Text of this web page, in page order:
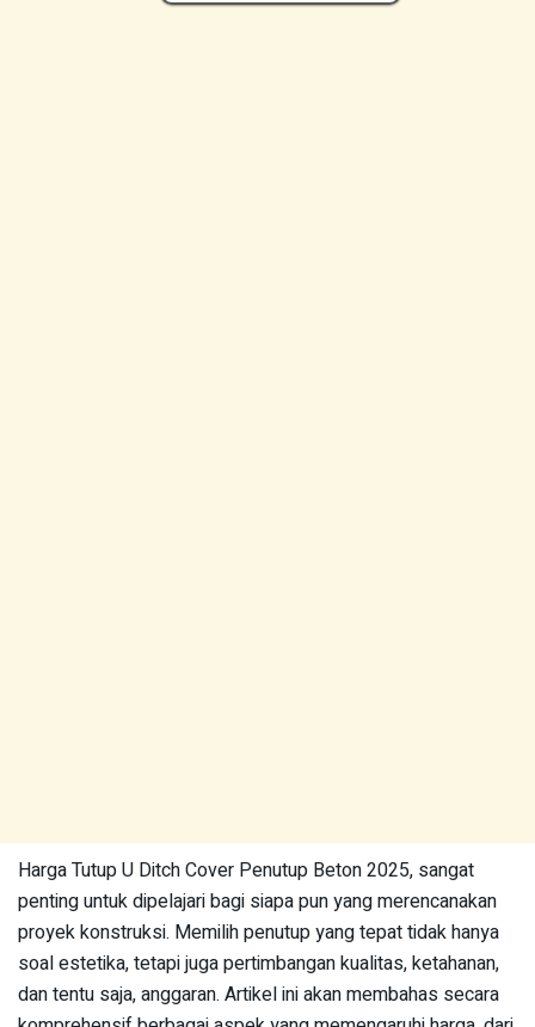
Harga Tutup U Ditch Cover Penutup Beton 2025, sangat
penting untuk dipelajari bagi siapa pun yang merencanakan
proyek konstruksi. Memilih penutup yang tepat tidak hanya
soal estetika, tetapi juga pertimbangan kualitas, ketahanan,
dan tentu saja, anggaran. Artikel ini akan membahas secara